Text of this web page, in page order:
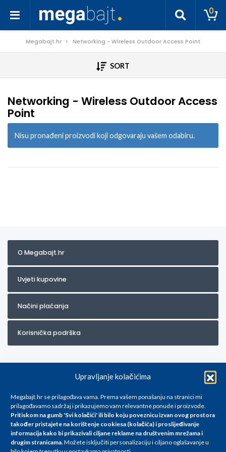
Upravljanje kolačićima
Megabajt.hr se prilagođava vama. Prema vašem ponašanju na stranici mi
prilagođavamo sadržaj i prikazujemo vam relevantne ponude i proizvode.
Pritiskom na gumb 'Svi kolačići' ili bilo koju poveznicu izvan ovog prostora
također pristajete na korištenje cookiesa (kolačića) i proslijeđivanje
informacija kako bi prikazivali ciljane reklame na društvenim mrežama i
drugim stranicama.Možete isključiti personalizaciju i ciljano oglašavanje u
0
Megabajt.hr Networking - Wireless Outdoor Access Point
SORT
Networking - Wireless Outdoor Access
Point
Nisu pronađeni proizvodi koji odgovaraju vašem odabiru.
O Megabajt.hr
Uvjeti kupovine
Načini plaćanja
Korisnička podrška
Za artikle kojih trenutno nema u ponudi obratite nam se na
info@megabajt.hr. Sve cijene su informativnog karaktera i podložne su
promjenama, a
iskazane su za avansno plaćanje(gotovina) u Eurima i uključuju PDV. Sve